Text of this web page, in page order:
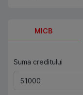
MICB
Suma creditului